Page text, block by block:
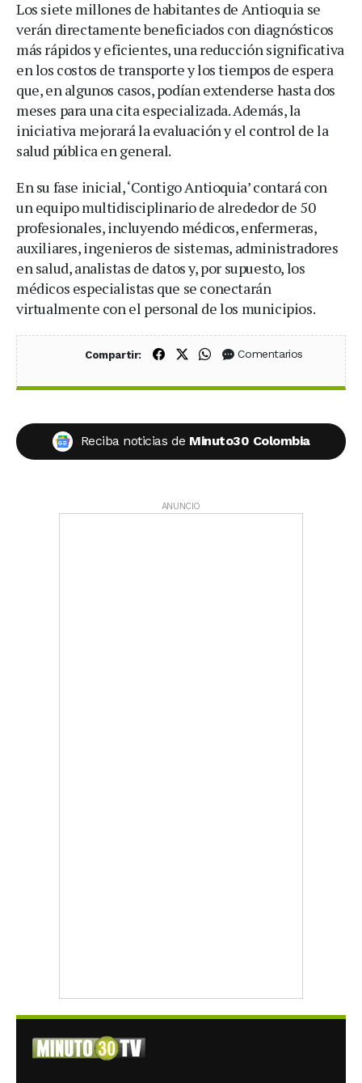
Los siete millones de habitantes de Antioquia se
verán directamente beneficiados con diagnósticos
más rápidos y eficientes, una reducción significativa
en los costos de transporte y los tiempos de espera
que, en algunos casos, podían extenderse hasta dos
meses para una cita especializada. Además, la
iniciativa mejorará la evaluación y el control de la
salud pública en general.
En su fase inicial, ‘Contigo Antioquia’ contará con
un equipo multidisciplinario de alrededor de 50
profesionales, incluyendo médicos, enfermeras,
auxiliares, ingenieros de sistemas, administradores
en salud, analistas de datos y, por supuesto, los
médicos especialistas que se conectarán
virtualmente con el personal de los municipios.
Compartir: Compartir en Facebook
Compartir en X (Twitter)
Compartir en WhatsApp
Comentarios
Reciba noticias de Minuto30 Colombia
ANUNCIO